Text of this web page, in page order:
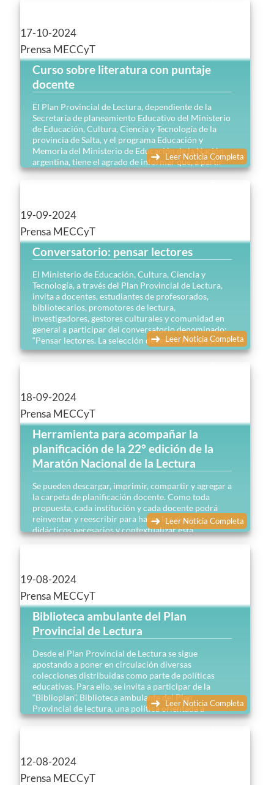
didácticos necesarios y contextualizar esta
herramienta que busca fortalecer la caja de recursos
disponibles para caminar las prácticas de enseñanza.
17-10-2024
Prensa MECCyT
Curso sobre literatura con puntaje
docente
El Plan Provincial de Lectura, dependiente de la
Secretaría de planeamiento Educativo del Ministerio
de Educación, Cultura, Ciencia y Tecnología de la
provincia de Salta, y el programa Educación y
Memoria del Ministerio de Educación de la Nación
argentina, tiene el agrado de informar que, a partir
del viernes 1 de noviembre, dará inicio el trayecto de
Leer Noticia Completa
19-09-2024
Prensa MECCyT
Conversatorio: pensar lectores
El Ministerio de Educación, Cultura, Ciencia y
Tecnología, a través del Plan Provincial de Lectura,
invita a docentes, estudiantes de profesorados,
bibliotecarios, promotores de lectura,
investigadores, gestores culturales y comunidad en
general a participar del conversatorio denominado:
“Pensar lectores. La selección de textos literarios”.
Leer Noticia Completa
18-09-2024
Prensa MECCyT
Herramienta para acompañar la
planificación de la 22° edición de la
Maratón Nacional de la Lectura
Se pueden descargar, imprimir, compartir y agregar a
la carpeta de planificación docente. Como toda
propuesta, cada institución y cada docente podrá
reinventar y reescribir para hacer los ajustes
didácticos necesarios y contextualizar esta
herramienta que busca fortalecer la caja de recursos
Leer Noticia Completa
19-08-2024
Prensa MECCyT
Biblioteca ambulante del Plan
Provincial de Lectura
Desde el Plan Provincial de Lectura se sigue
apostando a poner en circulación diversas
colecciones distribuidas como parte de políticas
educativas. Para ello, se invita a participar de la
“Biblioplan”, Biblioteca ambulante del Plan
Provincial de lectura, una política orientada a
fortalecer y acompañar el acceso y el derecho a la
Leer Noticia Completa
12-08-2024
Prensa MECCyT